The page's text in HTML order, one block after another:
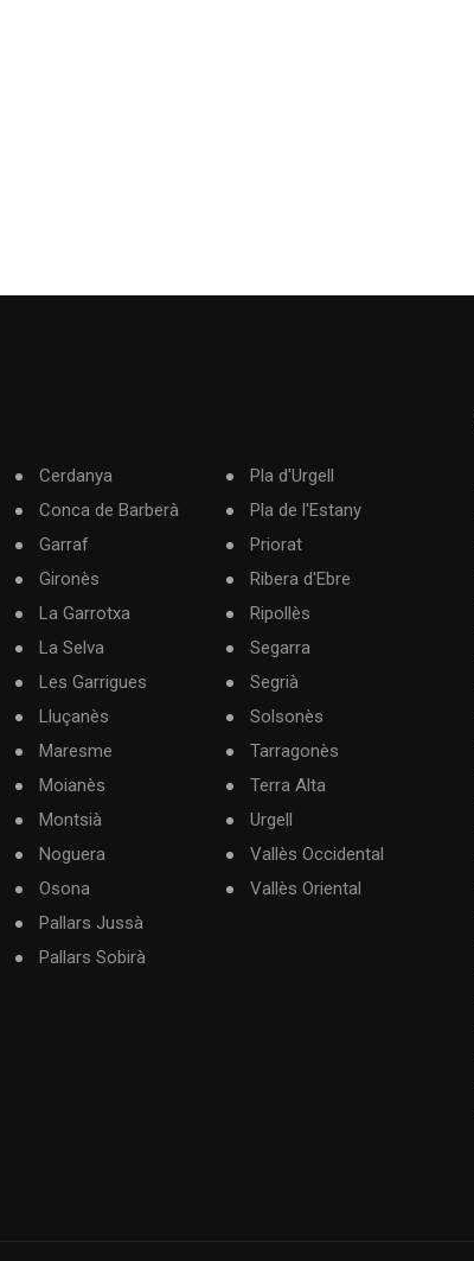
Cerdanya
Conca de Barberà
Garraf
Gironès
La Garrotxa
La Selva
Les Garrigues
Lluçanès
Maresme
Moianès
Montsià
Noguera
Osona
Pallars Jussà
Pallars Sobirà
Pla d'Urgell
Pla de l'Estany
Priorat
Ribera d'Ebre
Ripollès
Segarra
Segrià
Solsonès
Tarragonès
Terra Alta
Urgell
Vallès Occidental
Vallès Oriental